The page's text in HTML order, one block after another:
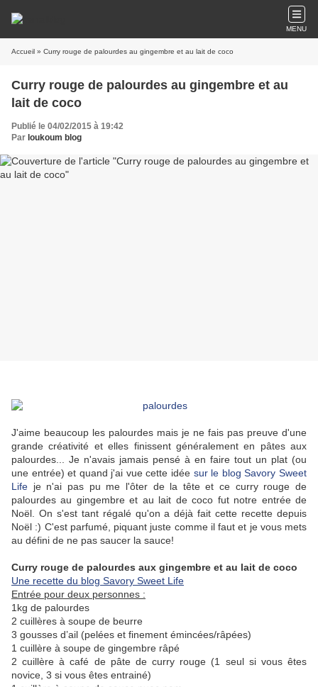
MENU
Accueil » Curry rouge de palourdes au gingembre et au lait de coco
Curry rouge de palourdes au gingembre et au
lait de coco
Publié le 04/02/2015 à 19:42
Par loukoum blog
J'aime beaucoup les palourdes mais je ne fais pas preuve d'une
grande créativité et elles finissent généralement en pâtes aux
palourdes... Je n'avais jamais pensé à en faire tout un plat (ou
une entrée) et quand j'ai vue cette idée sur le blog Savory Sweet
Life je n'ai pas pu me l'ôter de la tête et ce curry rouge de
palourdes au gingembre et au lait de coco fut notre entrée de
Noël. On s'est tant régalé qu'on a déjà fait cette recette depuis
Noël :) C'est parfumé, piquant juste comme il faut et je vous mets
au défini de ne pas saucer la sauce!
Curry rouge de palourdes aux gingembre et au lait de coco
Une recette du blog Savory Sweet Life
Entrée pour deux personnes :
1kg de palourdes
2 cuillères à soupe de beurre
3 gousses d’ail (pelées et finement émincées/râpées)
1 cuillère à soupe de gingembre râpé
2 cuillère à café de pâte de curry rouge (1 seul si vous êtes
novice, 3 si vous êtes entrainé)